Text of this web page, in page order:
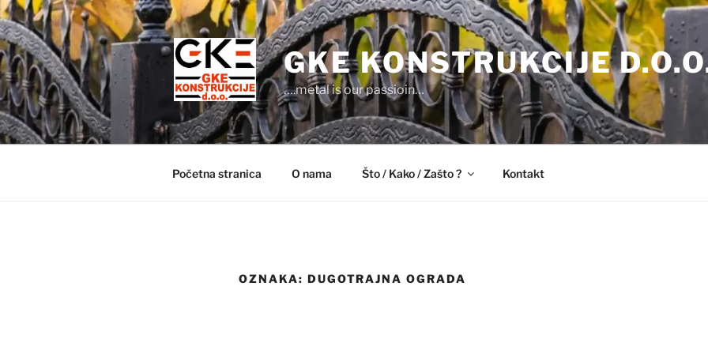
Preskoči
na
sadržaj
GKE KONSTRUKCIJE
….metal is our passioin…
Početna stranica O nama Što / Kako / Zašto ? Kontakt
OZNAKA: DUGOTRAJNA OGRADA